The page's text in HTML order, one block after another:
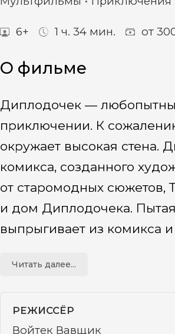
6+ 1 ч. 34 мин. от
О фильме
Диплодочек —
приключении. К
окружает высокая стена.
комикса, созданного
от старомодных сюжетов,
и дом Диплодочека.
выпрыгивает из комикса
Читать далее...
РЕЖИССЁР
Войтек Вавщик